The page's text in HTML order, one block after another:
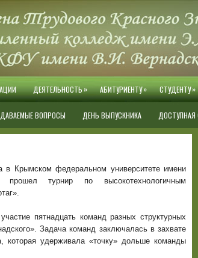
ДЕЯТЕЛЬНОСТЬ» АБИТУРИЕНТУ» СТУДЕНТУ»
ВОПРОСЫ ДЕНЬ ВЫПУСКНИКА ДОСТУПНАЯ
в Крымском федеральном университете имени
прошел турнир по высокотехнологичным
пятнадцать команд разных структурных
Задача команд заключалась в захвате
удерживала «точку» дольше команды